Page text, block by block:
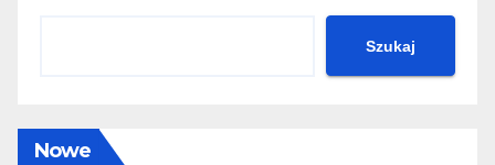
Szukaj
Nowe